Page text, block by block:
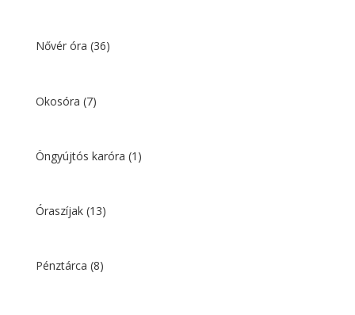
Nővér óra (36)
Okosóra (7)
Öngyújtós karóra (1)
Óraszíjak (13)
Pénztárca (8)